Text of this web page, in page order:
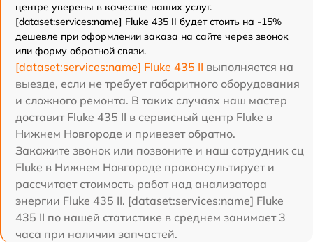
центре уверены в качестве наших услуг.
[dataset:services:name] Fluke 435 II будет стоить на -15%
дешевле при оформлении заказа на сайте через звонок
или форму обратной связи.
[dataset:services:name] Fluke 435 II выполняется на
выезде, если не требует габаритного оборудования
и сложного ремонта. В таких случаях наш мастер
доставит Fluke 435 II в сервисный центр Fluke в
Нижнем Новгороде и привезет обратно.
Закажите звонок или позвоните и наш сотрудник сц
Fluke в Нижнем Новгороде проконсультирует и
рассчитает стоимость работ над анализатора
энергии Fluke 435 II. [dataset:services:name] Fluke
435 II по нашей статистике в среднем занимает 3
часа при наличии запчастей.